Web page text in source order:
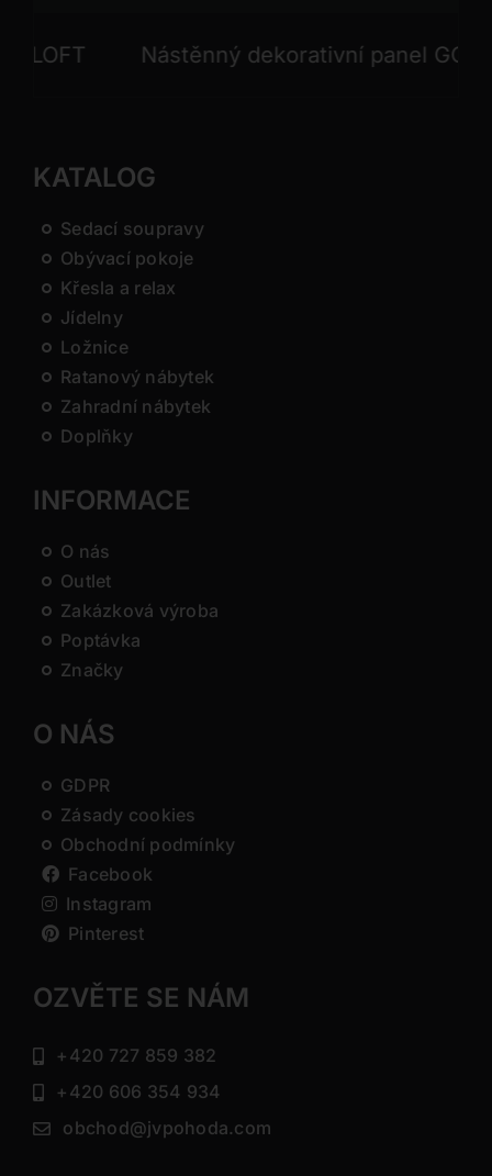
Nástěnný dekorativní panel GONG
KATALOG
Sedací soupravy
Obývací pokoje
Křesla a relax
Jídelny
Ložnice
Ratanový nábytek
Zahradní nábytek
Doplňky
INFORMACE
O nás
Outlet
Zakázková výroba
Poptávka
Značky
O NÁS
GDPR
Zásady cookies
Obchodní podmínky
Facebook
Instagram
Pinterest
OZVĚTE SE NÁM
+420 727 859 382
+420 606 354 934
obchod@jvpohoda.com